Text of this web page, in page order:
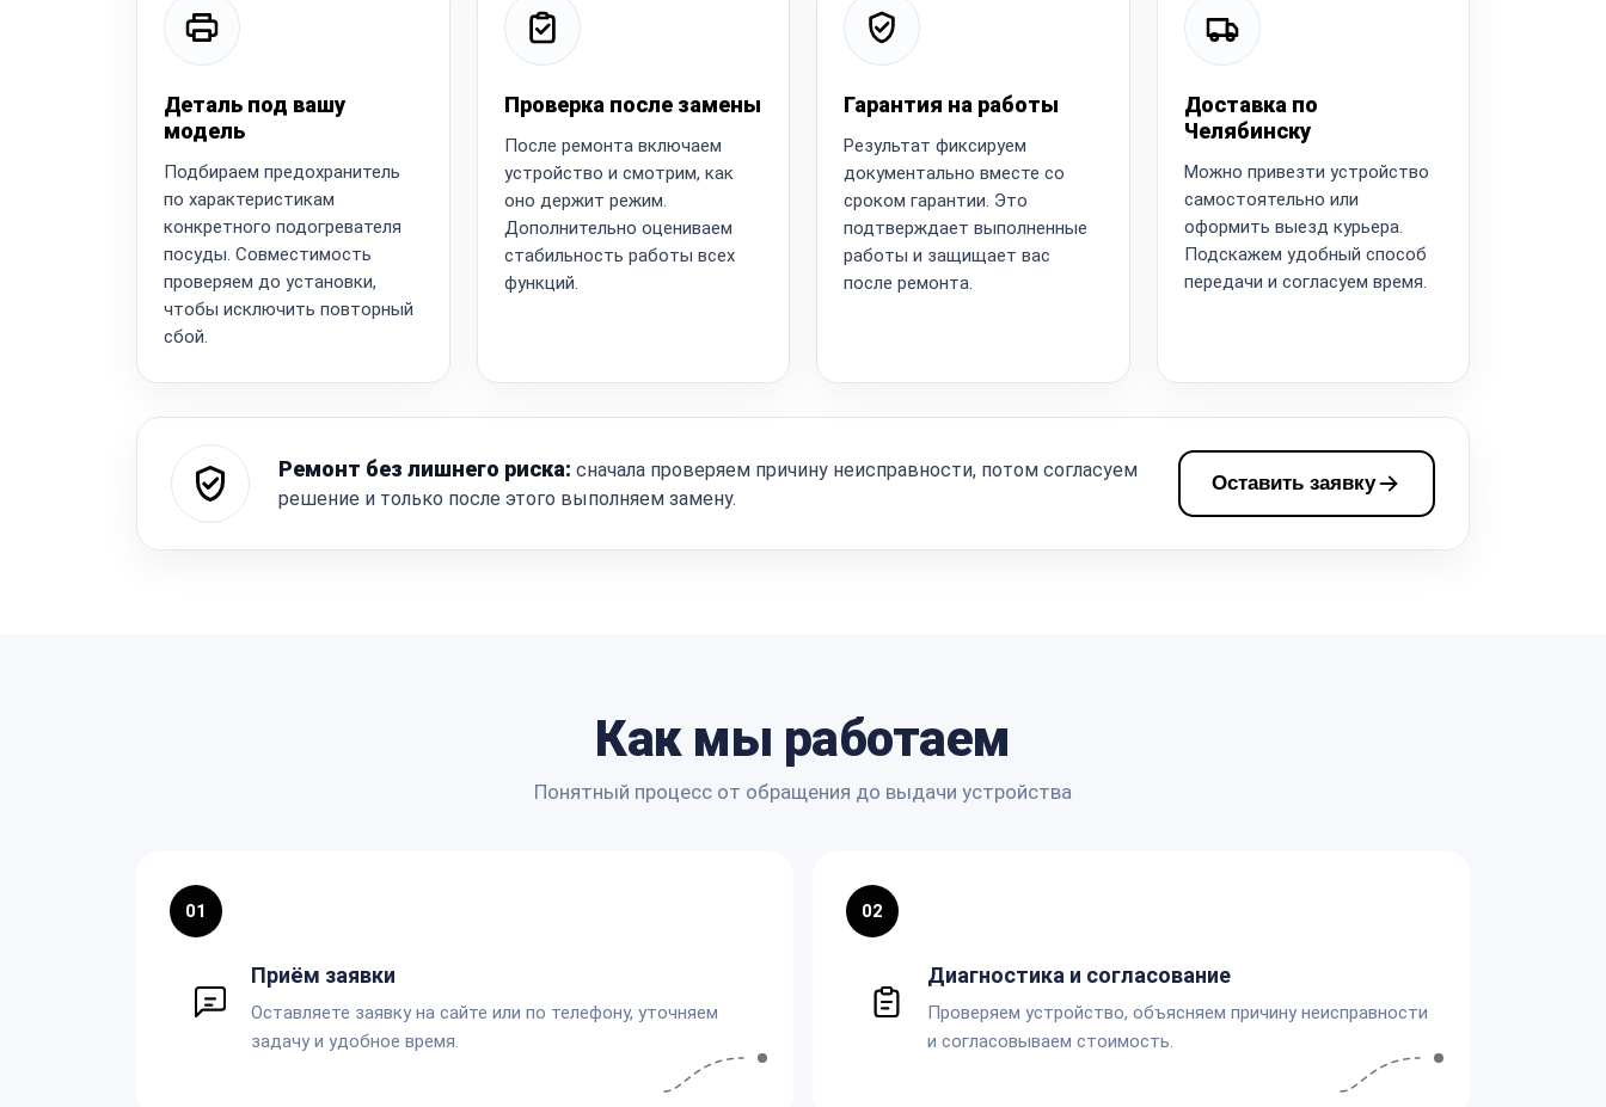
Деталь под вашу
модель
Подбираем предохранитель
по характеристикам
конкретного подогревателя
посуды. Совместимость
проверяем до установки,
чтобы исключить повторный
сбой.
Проверка после замены
После ремонта включаем
устройство и смотрим, как
оно держит режим.
Дополнительно оцениваем
стабильность работы всех
функций.
Гарантия на работы
Результат фиксируем
документально вместе со
сроком гарантии. Это
подтверждает выполненные
работы и защищает вас
после ремонта.
Доставка по
Челябинску
Можно привезти устройство
самостоятельно или
оформить выезд курьера.
Подскажем удобный способ
передачи и согласуем время.
Ремонт без лишнего риска: сначала проверяем причину неисправности, потом согласуем
решение и только после этого выполняем замену.
Оставить заявку
Как мы работаем
Понятный процесс от обращения до выдачи устройства
01
Приём заявки
Оставляете заявку на сайте или по телефону, уточняем
задачу и удобное время.
02
Диагностика и согласование
Проверяем устройство, объясняем причину неисправности
и согласовываем стоимость.